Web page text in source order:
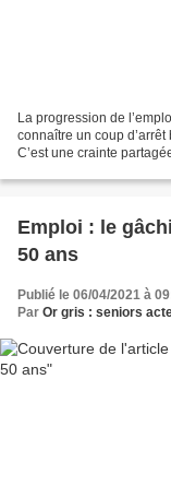
La progression de
connaître un coup
C’est une crainte
Emploi : le
50 ans
Publié le 06/04/2021 à
Par Or gris : seniors